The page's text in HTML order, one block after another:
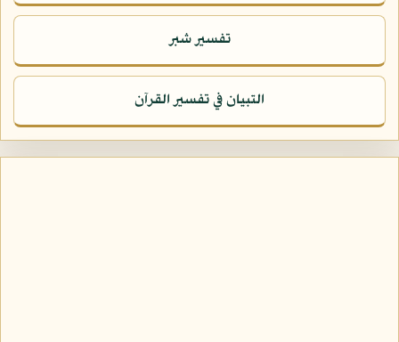
تفسير شبر
التبيان في تفسير القرآن